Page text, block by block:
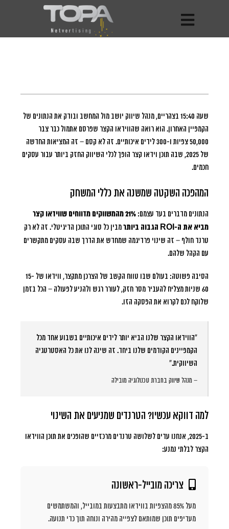
שעה 15:40 בצהריים, מנהל שיווק יושב מול המחשב ובודק את הנתונים של
הקמפיין האחרון. הוא רואה שהווידאו הקצר שפרסם אתמול כבר צבר
50,000 צפיות ו-300 לידים איכותיים. זה לא קסם – זה המציאות החדשה
של 2025, שבה תוכן וידאו קצר הופך לכלי השיווק החזק ביותר עבור עסקים
חכמים.
המהפכה השקטה שמשנה את כללי המשחק
הנתונים מדברים בעד עצמם:
21% מהמשווקים מדווחים שווידאו קצר
מביא את ה-ROI הגבוה ביותר
מבין כל סוגי התוכן הדיגיטלי. זה לא רק
טרנד חולף – זה שינוי פרדיגמה שמחדש את הדרך שבה עסקים מתקשרים
עם הקהל שלהם.
הסיבה פשוטה: בעולם שבו טווח הקשב של הצרכן מתקצר, ווידאו של 15-
60 שניות מצליח להעביר מסר חזק, לעורר רגש ולהניע לפעולה – הכל בזמן
שלוקח לכם לקרוא את הפסקה הזו.
“הווידאו הקצר שלנו הביא יותר לידים איכותיים בשבוע אחד מכל
הקמפיינים הקודמים שלנו ביחד. זה שינה לנו את כל האסטרטגיה
השיווקית.”
– מנהל שיווק בחברת טכנולוגיה מובילה
למה דווקא עכשיו? הטרנדים שמניעים את השינוי
ב-2025, אנחנו עדים לשלושה טרנדים מרכזיים שהופכים את תוכן הווידאו
הקצר לבלתי נמנע:
צריכה מובייל-ראשונה
מעל 85% מהצפיות בווידאו מתבצעות במובייל, והמשתמשים
מעדיפים תוכן שמותאם לצפייה מהירה ונוחה תוך כדי תנועה.